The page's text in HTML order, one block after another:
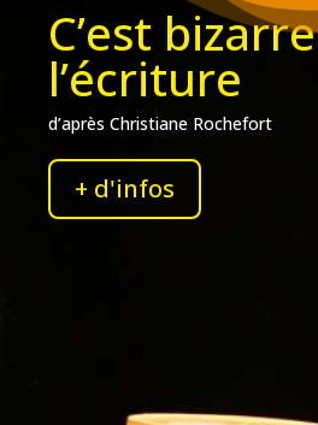
C’est bizarre
l’écriture
d’après Christiane Rochefort
+ d'infos